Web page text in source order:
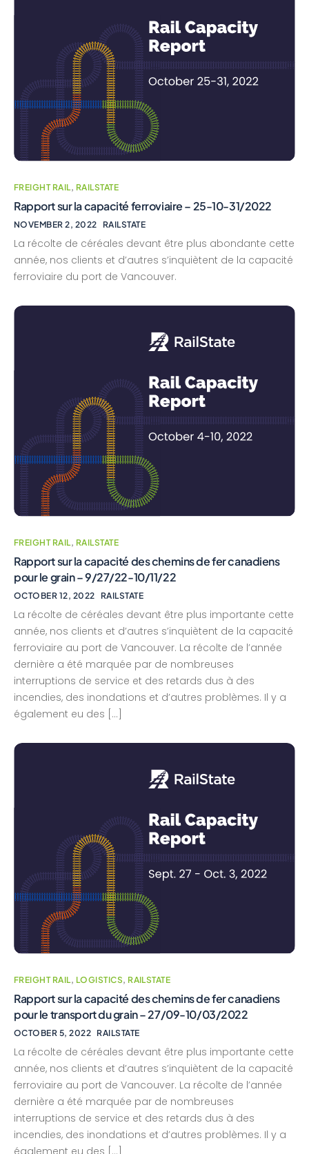
FREIGHT RAIL, RAILSTATE
Rapport sur la capacité ferroviaire – 25-10-31/2022
NOVEMBER 2, 2022 RAILSTATE
La récolte de céréales devant être plus abondante cette
année, nos clients et d’autres s’inquiètent de la capacité
ferroviaire du port de Vancouver.
FREIGHT RAIL, RAILSTATE
Rapport sur la capacité des chemins de fer canadiens
pour le grain – 9/27/22-10/11/22
OCTOBER 12, 2022 RAILSTATE
La récolte de céréales devant être plus importante cette
année, nos clients et d’autres s’inquiètent de la capacité
ferroviaire au port de Vancouver. La récolte de l’année
dernière a été marquée par de nombreuses
interruptions de service et des retards dus à des
incendies, des inondations et d’autres problèmes. Il y a
également eu des […]
FREIGHT RAIL, LOGISTICS, RAILSTATE
Rapport sur la capacité des chemins de fer canadiens
pour le transport du grain – 27/09-10/03/2022
OCTOBER 5, 2022 RAILSTATE
La récolte de céréales devant être plus importante cette
année, nos clients et d’autres s’inquiètent de la capacité
ferroviaire au port de Vancouver. La récolte de l’année
dernière a été marquée par de nombreuses
interruptions de service et des retards dus à des
incendies, des inondations et d’autres problèmes. Il y a